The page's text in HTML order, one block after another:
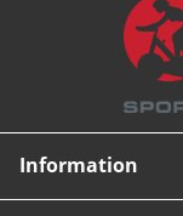
Information